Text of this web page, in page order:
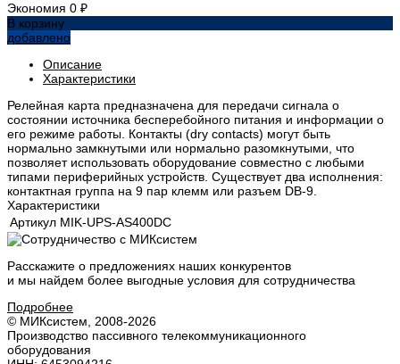
Экономия 0 ₽
В корзину
добавлено
Описание
Характеристики
Релейная карта предназначена для передачи сигнала о
состоянии источника бесперебойного питания и информации о
его режиме работы. Контакты (dry contacts) могут быть
нормально замкнутыми или нормально разомкнутыми, что
позволяет использовать оборудование совместно с любыми
типами периферийных устройств. Существует два исполнения:
контактная группа на 9 пар клемм или разъем DB-9.
Характеристики
Артикул MIK-UPS-AS400DC
Расскажите о предложениях наших конкурентов
и мы найдем более выгодные условия для сотрудничества
Подробнее
© МИКсистем, 2008-2026
Производство пассивного телекоммуникационного
оборудования